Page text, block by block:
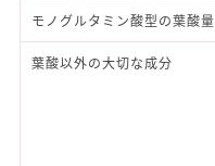
モノグルタミン酸型の葉酸量
葉酸以外の大切な成分